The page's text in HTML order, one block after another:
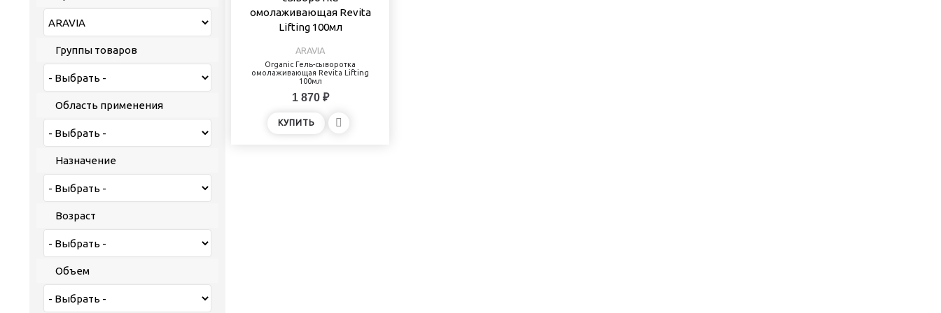
Группы товаров
Область применения
Назначение
Возраст
Объем
ARAVIA
Organic Гель-сыворотка
омолаживающая Revita Lifting
100мл
1 870 ₽
КУПИТЬ